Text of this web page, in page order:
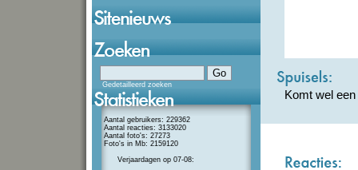
Gedetailleerd zoeken
Aantal gebruikers: 229362
Aantal reacties: 3133020
Aantal foto's: 27273
Foto's in Mb: 2159120
Verjaardagen op 07-08:
Komt wel